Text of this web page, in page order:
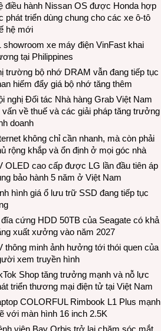
điều hành Nissan OS được Honda hợp
phát triển dùng chung cho các xe ô-tô
hệ mới
showroom xe máy điện VinFast khai
tại Philippines
trường bộ nhớ DRAM vẫn đang tiếp tục
hiếm đẩy giá bộ nhớ tăng thêm
nghị Đối tác Nhà hàng Grab Việt Nam
về thuế và các giải pháp tăng trưởng
doanh
không chỉ cần nhanh, mà còn phải
rộng khắp và ổn định ở mọi góc nhà
OLED cao cấp được LG lần đầu tiên áp
bảo hành 5 năm ở Việt Nam
hình giá ổ lưu trữ SSD đang tiếp tục
cứng HDD 50TB của Seagate có khả
xuất xưởng vào năm 2027
thông minh ảnh hưởng tới thói quen của
xem truyền hình
Shop tăng trưởng mạnh và nỗ lực
triển thương mại điện tử tại Việt Nam
COLORFUL Rimbook L1 Plus mạnh
với màn hình 16 inch 2.5K
viện Bay Orbis trở lại chăm sóc mắt